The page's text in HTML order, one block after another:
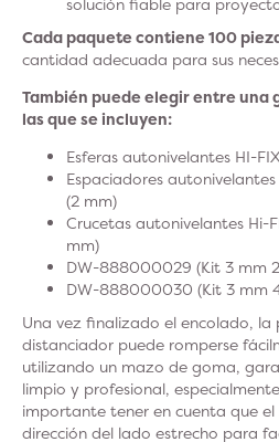
Cada paquete contiene 100
cantidad adecuada para sus
También puede elegir entre una
las que se incluyen:
Esferas autonivelantes HI-
Espaciadores
(2 mm)
Crucetas autonivelantes
mm)
DW-888000029 (Kit 3 mm
DW-888000030 (Kit 3 mm
Una vez finalizado el encolado, la
distanciador puede romperse
utilizando un mazo de goma,
limpio y profesional,
importante tener en cuenta que
dirección del lado estrecho para